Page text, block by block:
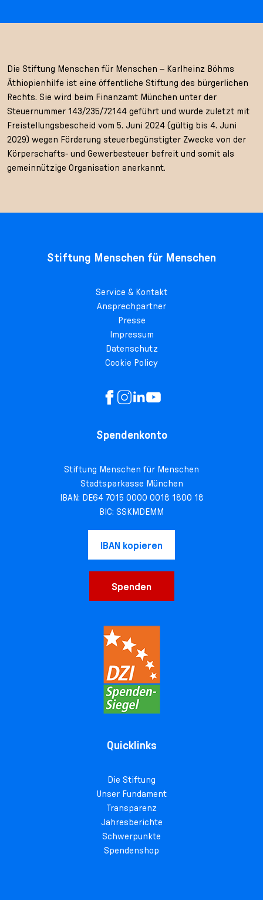
Die Stiftung Menschen für Menschen – Karlheinz Böhms
Äthiopienhilfe ist eine öffentliche Stiftung des bürgerlichen
Rechts. Sie wird beim Finanzamt München unter der
Steuernummer 143/235/72144 geführt und wurde zuletzt mit
Freistellungsbescheid vom 5. Juni 2024 (gültig bis 4. Juni
2029) wegen Förderung steuerbegünstigter Zwecke von der
Körperschafts- und Gewerbesteuer befreit und somit als
gemeinnützige Organisation anerkannt.
Stiftung Menschen für Menschen
Service & Kontakt
Ansprechpartner
Presse
Impressum
Datenschutz
Cookie Policy
Spendenkonto
Stiftung Menschen für Menschen
Stadtsparkasse München
IBAN: DE64 7015 0000 0018 1800 18
BIC: SSKMDEMM
IBAN kopieren
Spenden
Quicklinks
Die Stiftung
Unser Fundament
Transparenz
Jahresberichte
Schwerpunkte
Spendenshop